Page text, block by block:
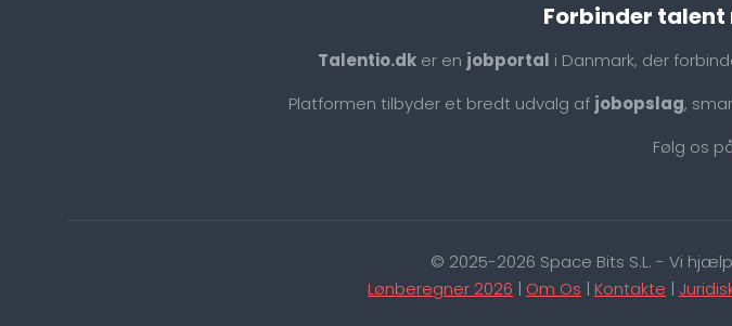
Forbinder
Talentio.dk er en jobportal i Danmark, der
Platformen tilbyder et bredt udvalg af jobopslag,
Følg os
© 2025-2026 Space Bits S.L. - Vi
Lønberegner 2026 | Om Os | Kontakte |